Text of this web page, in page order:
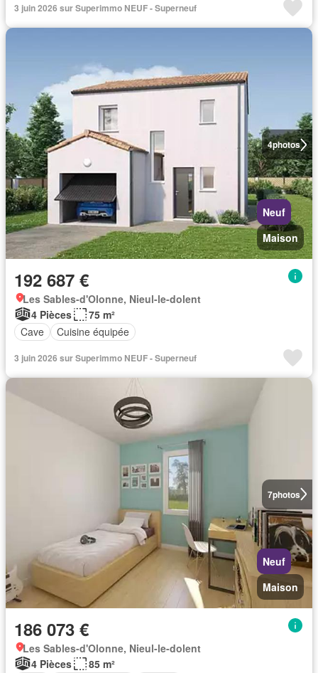
3 juin 2026 sur Superimmo NEUF - Superneuf
4photos
Neuf
Maison
192 687 €
Les Sables-d'Olonne, Nieul-le-dolent
4 Pièces
75 m²
Cave
Cuisine équipée
3 juin 2026 sur Superimmo NEUF - Superneuf
7photos
Neuf
Maison
186 073 €
Les Sables-d'Olonne, Nieul-le-dolent
4 Pièces
85 m²